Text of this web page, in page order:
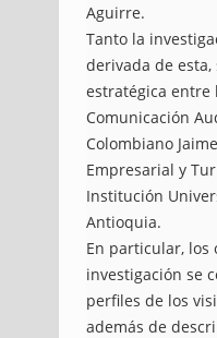
Aguirre.
Tanto la
derivada de
estratégica entre
Comunicación
Colombiano
Empresarial y
Institución
Antioquia.
En particular, los
investigación se
perfiles de los
además de